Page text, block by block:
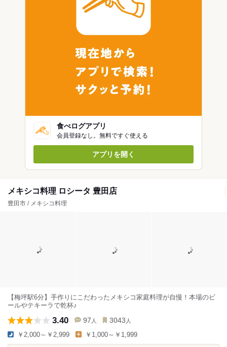
食べログアプリ
会員登録なし。無料ですぐ使える
アプリを開く
メキシコ料理 ロシータ 豊田店
豊田市 / メキシコ料理
【梅坪駅6分】手作りにこだわったメキシコ家庭料理が自慢！本場のビ
ールやテキーラで乾杯♪
3.40 97 人 3043 人
￥2,000～￥2,999 ￥1,000～￥1,999